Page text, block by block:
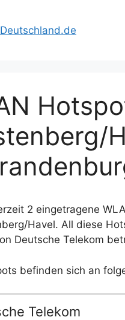
2 eingetragene
Havel. All diese
Deutsche Telekom
befinden sich an
Telekom